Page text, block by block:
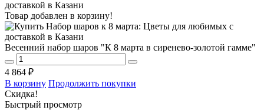
Товар добавлен в корзину!
Весенний набор шаров "К 8 марта в сиренево-золотой гамме"
4 864 ₽
В корзину Продолжить покупки
Скидка!
Быстрый просмотр